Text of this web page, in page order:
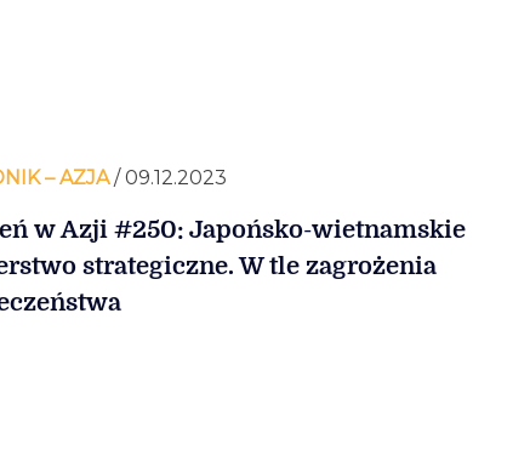
– AZJA/ 09.12.2023
w Azji #250: Japońsko-wietnamskie
strategiczne. W tle zagrożenia